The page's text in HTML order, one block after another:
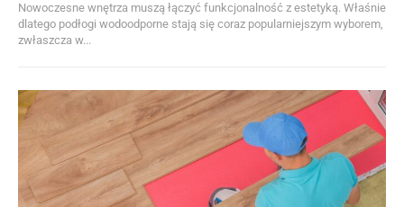
Nowoczesne wnętrza muszą łączyć funkcjonalność z estetyką. Właśnie
dlatego podłogi wodoodporne stają się coraz popularniejszym wyborem,
zwłaszcza w...